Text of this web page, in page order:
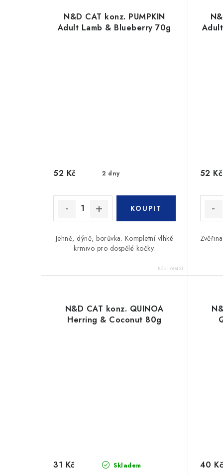
N&D CAT konz. PUMPKIN
Adult Lamb & Blueberry 70g
2 dny
52 Kč
Jehně, dýně, borůvka. Kompletní vlhké
krmivo pro dospělé kočky.
Kód: 60431
52 Kč
N&D CAT konz. QUINOA
Herring & Coconut 80g
Skladem
31 Kč 40 Kč